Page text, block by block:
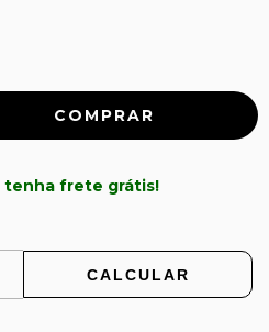
tenha frete grátis!
CALCULAR